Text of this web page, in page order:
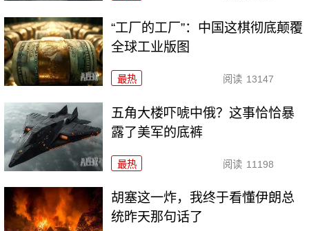
“工厂的工厂”：中国这棋彻底颠覆
全球工业版图
最热 阅读 13147
五角大楼吓唬中俄？这事恰恰暴
露了美军的底裤
最热 阅读 11198
胡塞这一炸，我终于看懂伊朗总
统昨天那句话了